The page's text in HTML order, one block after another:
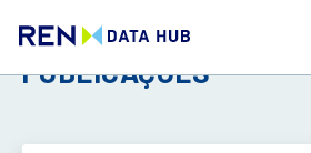
PUBLICAÇÕES